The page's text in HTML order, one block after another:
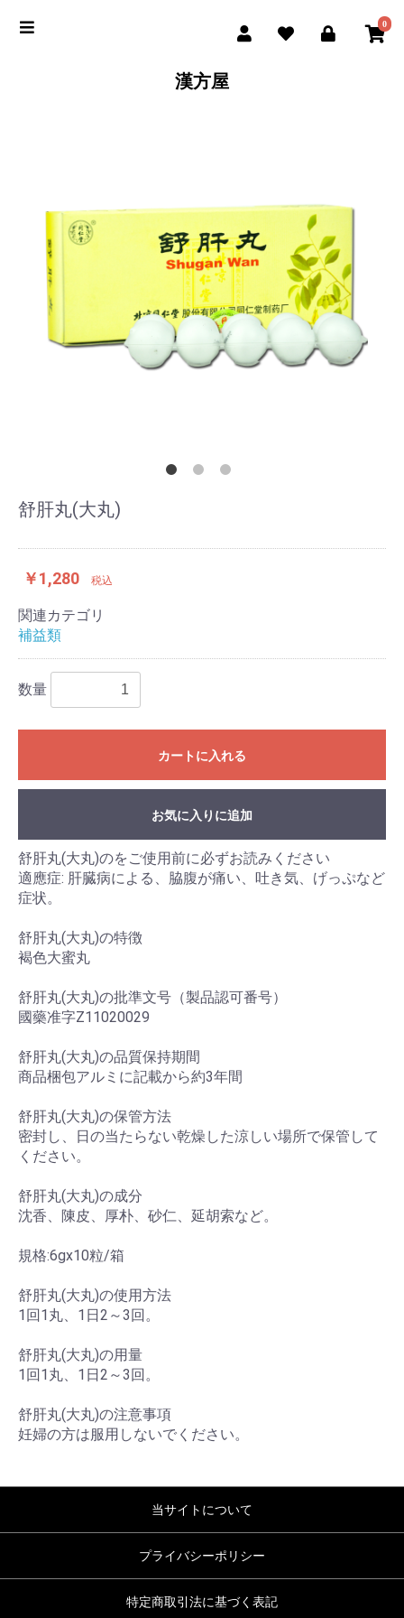
0
漢方屋
舒肝丸(大丸)
￥1,280 税込
関連カテゴリ
補益類
数量
カートに入れる
お気に入りに追加
舒肝丸(大丸)のをご使用前に必ずお読みください
適應症: 肝臓病による、脇腹が痛い、吐き気、げっぷなど
症状。
舒肝丸(大丸)の特徴
褐色大蜜丸
舒肝丸(大丸)の批準文号（製品認可番号）
國藥准字Z11020029
舒肝丸(大丸)の品質保持期間
商品梱包アルミに記載から約3年間
舒肝丸(大丸)の保管方法
密封し、日の当たらない乾燥した涼しい場所で保管して
ください。
舒肝丸(大丸)の成分
沈香、陳皮、厚朴、砂仁、延胡索など。
規格:6gx10粒/箱
舒肝丸(大丸)の使用方法
1回1丸、1日2～3回。
舒肝丸(大丸)の用量
1回1丸、1日2～3回。
舒肝丸(大丸)の注意事項
妊婦の方は服用しないでください。
当サイトについて
プライバシーポリシー
特定商取引法に基づく表記